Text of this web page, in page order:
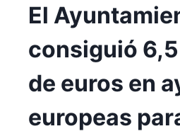
El
consiguió
de euros en
europeas